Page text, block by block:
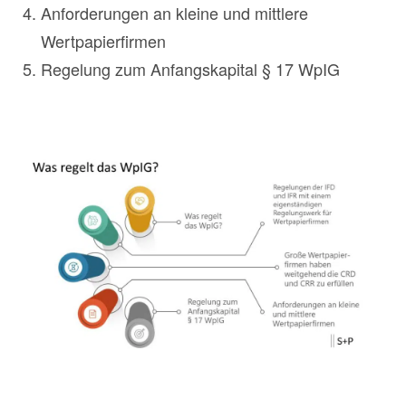
Anforderungen an kleine und mittlere
Wertpapierfirmen
Regelung zum Anfangskapital § 17 WpIG